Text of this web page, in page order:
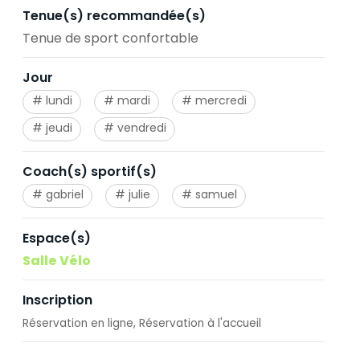
Tenue(s) recommandée(s)
Tenue de sport confortable
Jour
lundi mardi
mercredi
jeudi
vendredi
Coach(s) sportif(s)
gabriel julie samuel
Espace(s)
Salle Vélo
Inscription
Réservation en ligne Réservation à l'accueil